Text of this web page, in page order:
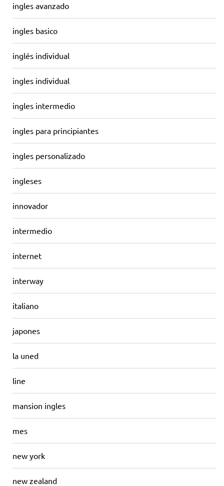
ingles avanzado
ingles basico
inglés individual
ingles individual
ingles intermedio
ingles para principiantes
ingles personalizado
ingleses
innovador
intermedio
internet
interway
italiano
japones
la uned
line
mansion ingles
mes
new york
new zealand